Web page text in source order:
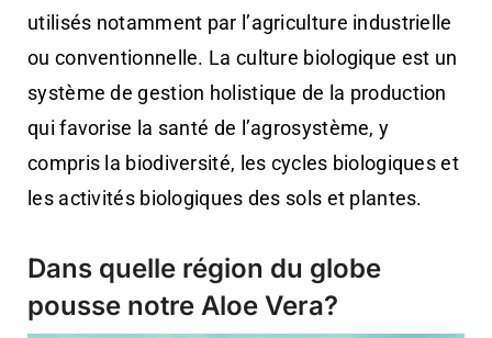
utilisés notamment par l’agriculture industrielle
ou conventionnelle. La culture biologique est un
système de gestion holistique de la production
qui favorise la santé de l’agrosystème, y
compris la biodiversité, les cycles biologiques et
les activités biologiques des sols et plantes.
Dans quelle région du globe
pousse notre Aloe Vera?